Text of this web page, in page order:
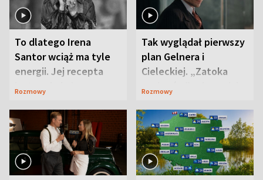
To dlatego Irena
Santor wciąż ma tyle
energii. Jej recepta
jest zaskakująco
Rozmowy
Tak wyglądał pierwszy
plan Gelnera i
Cieleckiej. „Zatoka
szpiegów” od razu ich
Rozmowy